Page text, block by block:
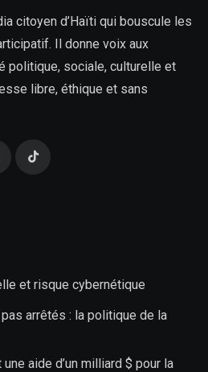
citoyen d’Haïti qui bouscule les
Il donne voix aux
politique, sociale, culturelle et
libre, éthique et sans
et risque cybernétique
arrêtés : la politique de la
aide d’un milliard $ pour la